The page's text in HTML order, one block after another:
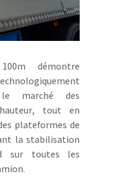
démontre
marché des
tout en
plateformes de
la stabilisation
sur toutes les